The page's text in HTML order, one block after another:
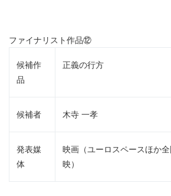
ファイナリスト作品⑫
候補作
品
正義の行方
候補者 木寺 一孝
発表媒
体
映画（ユーロスペースほか
映）